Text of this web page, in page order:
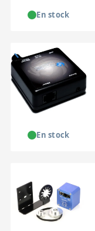
En stock
En stock